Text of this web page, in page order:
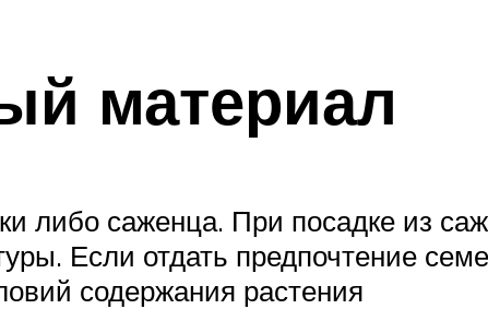
материал
либо саженца. При посадке из
Если отдать предпочтение
содержания растения